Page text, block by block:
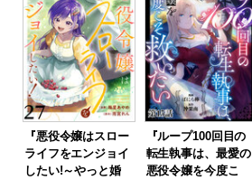
『悪役令嬢はスロー
ライフをエンジョイ
したい!～やっと婚
『ループ100回目の
転生執事は、最愛の
悪役令嬢を今度こ